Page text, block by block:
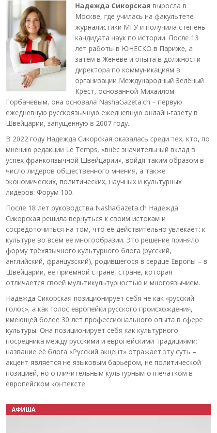
Надежда Сикорская выросла в
Москве, где училась на факультете
журналистики МГУ и получила степень
кандидата наук по истории. После 13
лет работы в ЮНЕСКО в Париже, а
затем в Женеве и опыта в должности
директора по коммуникациям в
организации Международный Зелёный
Крест, основанной Михаилом
Горбачёвым, она основала NashaGazeta.ch – первую
ежедневную русскоязычную ежедневную онлайн-газету в
Швейцарии, запущенную в 2007 году.
В 2022 году Надежда Сикорская оказалась среди тех, кто, по
мнению редакции Le Temps, «внёс значительный вклад в
успех франкоязычной Швейцарии», войдя таким образом в
число лидеров общественного мнения, а также
экономических, политических, научных и культурных
лидеров: Форум 100.
После 18 лет руководства NashaGazeta.ch Надежда
Сикорская решила вернуться к своим истокам и
сосредоточиться на том, что её действительно увлекает: к
культуре во всём её многообразии. Это решение приняло
форму трёхязычного культурного блога (русский,
английский, французский), родившегося в сердце Европы – в
Швейцарии, её приёмной стране, стране, которая
отличается своей мультикультурностью и многоязычием.
Надежда Сикорская позиционирует себя не как «русский
голос», а как голос европейки русского происхождения,
имеющей более 30 лет профессионального опыта в сфере
культуры. Она позиционирует себя как культурного
посредника между русскими и европейскими традициями;
название её блога «Русский акцент» отражает эту суть –
акцент является не языковым барьером, не политической
позицией, но отличительным культурным отпечатком в
европейском контексте.
АФИША